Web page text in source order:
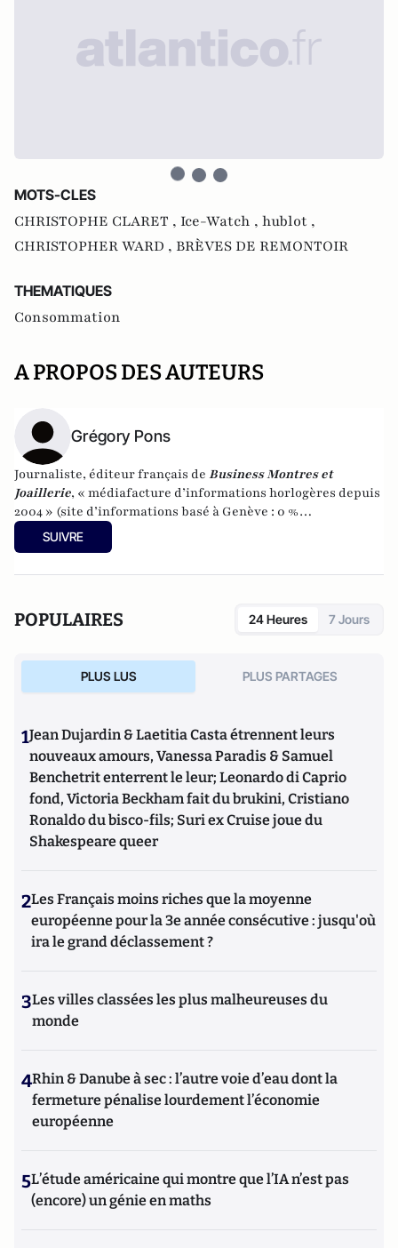
MOTS-CLES
CHRISTOPHE CLARET , Ice-Watch , hublot ,
CHRISTOPHER WARD , BRÈVES DE REMONTOIR
THEMATIQUES
Consommation
A PROPOS DES AUTEURS
Grégory Pons
Journaliste, éditeur français de Business Montres et
Joaillerie, « médiafacture d’informations horlogères depuis
2004 » (site d’informations basé à Genève : 0 %
publicité-100 % liberté), spécialiste du marketing horloger
et de l’analyse des marchés de la montre.
SUIVRE
POPULAIRES 24 Heures 7 Jours
PLUS LUS PLUS PARTAGES
1Jean Dujardin & Laetitia Casta étrennent leurs
nouveaux amours, Vanessa Paradis & Samuel
Benchetrit enterrent le leur; Leonardo di Caprio
fond, Victoria Beckham fait du brukini, Cristiano
Ronaldo du bisco-fils; Suri ex Cruise joue du
Shakespeare queer
2Les Français moins riches que la moyenne
européenne pour la 3e année consécutive : jusqu'où
ira le grand déclassement ?
3Les villes classées les plus malheureuses du
monde
4Rhin & Danube à sec : l’autre voie d’eau dont la
fermeture pénalise lourdement l’économie
européenne
5L’étude américaine qui montre que l’IA n’est pas
(encore) un génie en maths